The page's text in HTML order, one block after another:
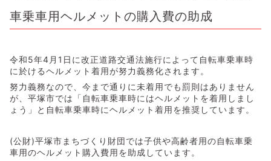
車乗車用ヘルメットの購入費の助成
令和5年4月1日に改正道路交通法施行によって自転車乗車時
に於けるヘルメット着用が努力義務化されます。
努力義務なので、今まで通りに未着用でも罰則はありません
が、平塚市では「自転車乗車時にはヘルメットを着用しまし
ょう」と自転車乗車時にヘルメット着用を推奨しています。
(公財)平塚市まちづくり財団では子供や高齢者用の自転車乗
車用のヘルメット購入費用を助成しています。